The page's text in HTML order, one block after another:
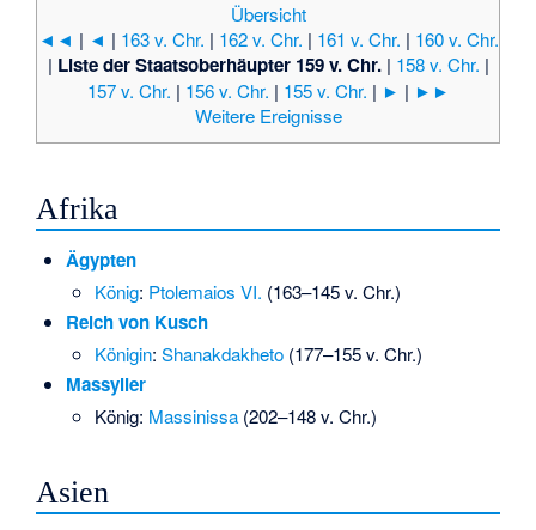
Übersicht
◄◄ | ◄ | 163 v. Chr. | 162 v. Chr. | 161 v. Chr. | 160 v. Chr.
| Liste der Staatsoberhäupter 159 v. Chr.| 158 v. Chr. |
157 v. Chr. | 156 v. Chr. | 155 v. Chr. | ► | ►►
Weitere Ereignisse
Afrika
Ägypten
König: Ptolemaios VI. (163–145 v. Chr.)
Reich von Kusch
Königin:Shanakdakheto (177–155 v. Chr.)
Massylier
König: Massinissa (202–148 v. Chr.)
Asien